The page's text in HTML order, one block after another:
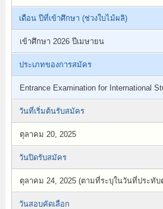
เดือน ปีที่เข้าศึกษา (ช่วงใบไม้ผลิ)
เข้าศึกษา 2026 ปีเมษายน
ประเภทของการสมัคร
Entrance Examination for International
วันที่เริ่มต้นรับสมัคร
ตุลาคม 20, 2025
วันปิดรับสมัคร
ตุลาคม 24, 2025 (ตามที่ระบุในวันที่ประทับ
วันสอบคัดเลือก